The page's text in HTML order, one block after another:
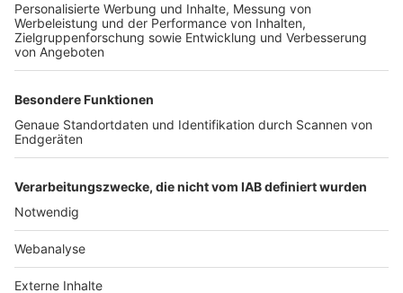
TOP-PARTNER
Nutzungsbedingungen Datenschutz Impressum